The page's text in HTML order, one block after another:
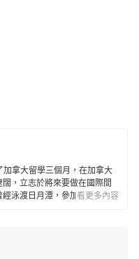
拿大留學三個月，在加拿大
，立志於將來要做在國際間
泳渡日月潭，參加蘭嶼馬拉
看更多內容